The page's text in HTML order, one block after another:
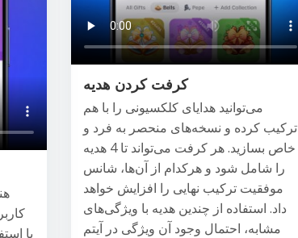
کرفت کردن هدیه
می‌توانید هدایای کلکسیونی را با هم
ترکیب کرده و نسخه‌های منحصر به فرد و
خاص بسازید. هر کرفت می‌تواند تا 4 هدیه
را شامل شود و هرکدام از آن‌ها، شانس
موفقیت ترکیب نهایی را افزایش خواهد
داد. استفاده از چندین هدیه با ویژگی‌های
مشابه، احتمال وجود آن ویژگی در آیتم